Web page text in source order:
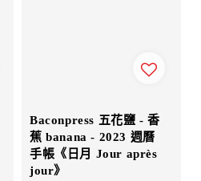
Baconpress 五花鹽 - 香
蕉 banana - 2023 週曆
手帳《日月 Jour après
jour》